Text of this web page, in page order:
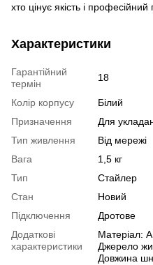
хто цінує якість і
Характеристики
Гарантійний
термін
18
Колір корпусу
Білий
Призначення
Для
Тип живлення
Від мережі
Вага
1,5 кг
Тип
Стайлер
Стан
Новий
Підключення
Дротове
Додаткові
характеристики
Матеріал:
Джерело
Довжина